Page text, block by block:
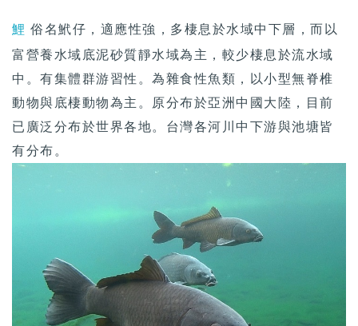
鯉 俗名鮘仔，適應性強，多棲息於水域中下層，而以
富營養水域底泥砂質靜水域為主，較少棲息於流水域
中。有集體群游習性。為雜食性魚類，以小型無脊椎
動物與底棲動物為主。原分布於亞洲中國大陸，目前
已廣泛分布於世界各地。台灣各河川中下游與池塘皆
有分布。